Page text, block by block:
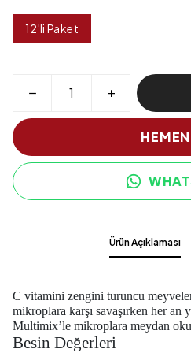
12'li Paket
Ürün Açıklaması
C vitamini zengini turuncu
mikroplara karşı savaşırken her an
Multimix’le mikroplara meydan
Besin Değerleri